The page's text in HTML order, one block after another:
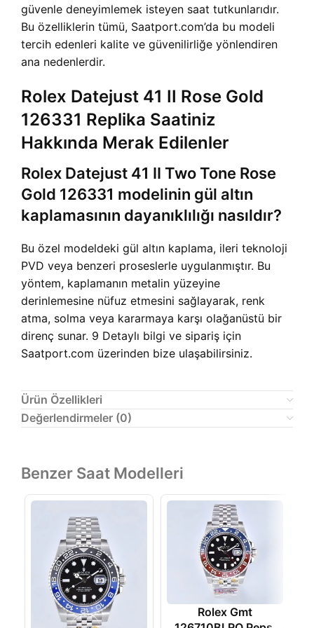
güvenle deneyimlemek isteyen saat tutkunlarıdır.
Bu özelliklerin tümü, Saatport.com’da bu modeli
tercih edenleri kalite ve güvenilirliğe yönlendiren
ana nedenlerdir.
Rolex Datejust 41 II Rose Gold
126331 Replika Saatiniz
Hakkında Merak Edilenler
Rolex Datejust 41 II Two Tone Rose
Gold 126331 modelinin gül altın
kaplamasının dayanıklılığı nasıldır?
Bu özel modeldeki gül altın kaplama, ileri teknoloji
PVD veya benzeri proseslerle uygulanmıştır. Bu
yöntem, kaplamanın metalin yüzeyine
derinlemesine nüfuz etmesini sağlayarak, renk
atma, solma veya kararmaya karşı olağanüstü bir
direnç sunar. 9 Detaylı bilgi ve sipariş için
Saatport.com üzerinden bize ulaşabilirsiniz.
Ürün Özellikleri
Değerlendirmeler (0)
Benzer Saat Modelleri
Rolex Gmt